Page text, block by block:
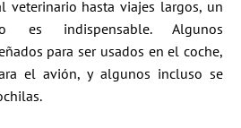
veterinario hasta viajes largos, un
es indispensable. Algunos
para ser usados en el coche,
el avión, y algunos incluso se